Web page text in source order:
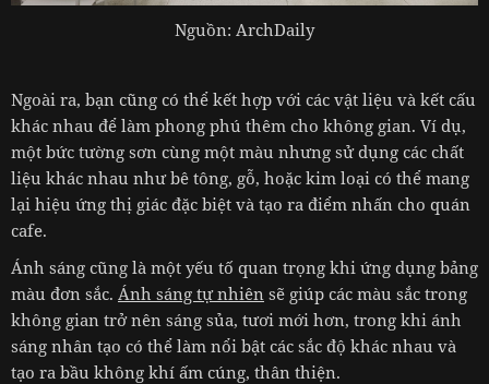
Nguồn: ArchDaily
Ngoài ra, bạn cũng có thể kết hợp với các vật liệu và kết cấu
khác nhau để làm phong phú thêm cho không gian. Ví dụ,
một bức tường sơn cùng một màu nhưng sử dụng các chất
liệu khác nhau như bê tông, gỗ, hoặc kim loại có thể mang
lại hiệu ứng thị giác đặc biệt và tạo ra điểm nhấn cho quán
cafe.
Ánh sáng cũng là một yếu tố quan trọng khi ứng dụng bảng
màu đơn sắc. Ánh sáng tự nhiên sẽ giúp các màu sắc trong
không gian trở nên sáng sủa, tươi mới hơn, trong khi ánh
sáng nhân tạo có thể làm nổi bật các sắc độ khác nhau và
tạo ra bầu không khí ấm cúng, thân thiện.